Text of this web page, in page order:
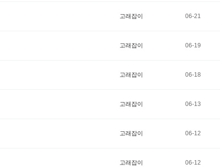
고래잡이 06-21
고래잡이 06-19
고래잡이 06-18
고래잡이 06-13
고래잡이 06-12
고래잡이 06-12